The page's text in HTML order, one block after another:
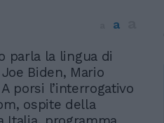
a
parla la lingua di
Biden, Mario
porsi l’interrogativo
ospite della